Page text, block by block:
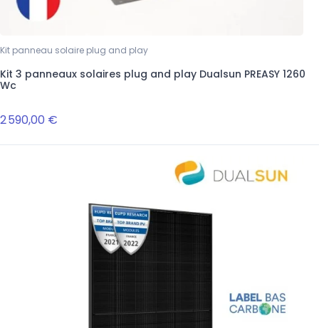
Kit panneau solaire plug and play
Kit 3 panneaux solaires plug and play Dualsun PREASY 1260
Wc
2 590,00 €